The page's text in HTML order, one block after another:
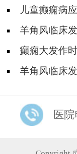
施? 儿童癫痫病
羊角风临床
癫痫大发作
羊角风临床
医院